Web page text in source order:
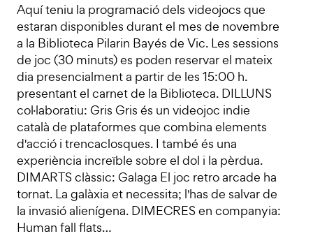
Aquí teniu la programació dels videojocs que
estaran disponibles durant el mes de novembre
a la Biblioteca Pilarin Bayés de Vic. Les sessions
de joc (30 minuts) es poden reservar el mateix
dia presencialment a partir de les 15:00 h.
presentant el carnet de la Biblioteca. DILLUNS
col·laboratiu: Gris Gris és un videojoc indie
català de plataformes que combina elements
d'acció i trencaclosques. I també és una
experiència increïble sobre el dol i la pèrdua.
DIMARTS clàssic: Galaga El joc retro arcade ha
tornat. La galàxia et necessita; l'has de salvar de
la invasió alienígena. DIMECRES en companyia:
Human fall flats…